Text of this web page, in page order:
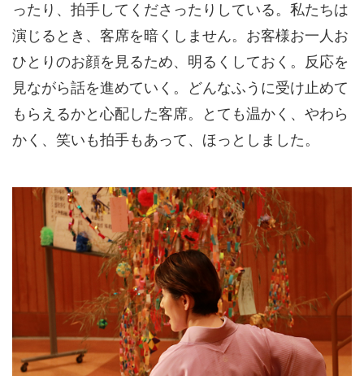
ったり、拍手してくださったりしている。私たちは
演じるとき、客席を暗くしません。お客様お一人お
ひとりのお顔を見るため、明るくしておく。反応を
見ながら話を進めていく。どんなふうに受け止めて
もらえるかと心配した客席。とても温かく、やわら
かく、笑いも拍手もあって、ほっとしました。